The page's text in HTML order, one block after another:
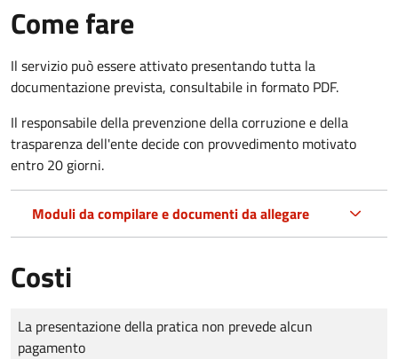
Come fare
Il servizio può essere attivato presentando tutta la
documentazione prevista, consultabile in formato PDF.
Il responsabile della prevenzione della corruzione e della
trasparenza dell'ente decide con provvedimento motivato
entro 20 giorni.
Moduli da compilare e documenti da allegare
Costi
Tipo di pagamento
Importo
La presentazione della pratica non prevede alcun
pagamento